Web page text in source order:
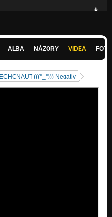
ALBA NÁZORY VIDEA
ECHONAUT (((°_°))) Negativ